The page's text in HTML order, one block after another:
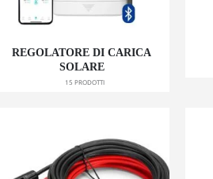
REGOLATORE DI CARICA
SOLARE
15 PRODOTTI